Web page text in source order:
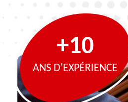
+10
ANS D'EXPÉRIENCE